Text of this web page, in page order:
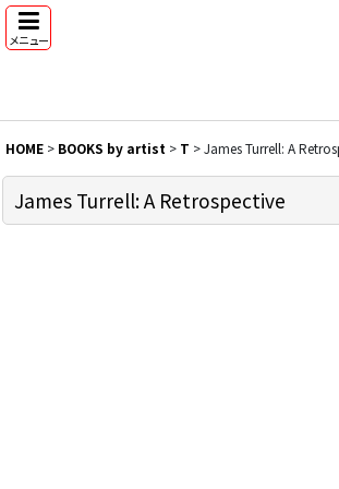
メニュー
HOME > BOOKS by artist > T >James Turrell: A
James Turrell: A Retrospective